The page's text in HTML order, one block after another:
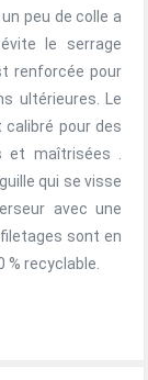
peu de colle a
le serrage
renforcée pour
ultérieures. Le
calibré pour des
et maîtrisées .
qui se visse
avec une
sont en
recyclable.